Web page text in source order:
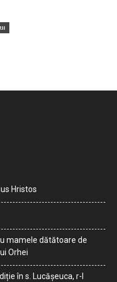
Hristos
mamele dătătoare de
Orhei
în s. Lucășeuca, r-l